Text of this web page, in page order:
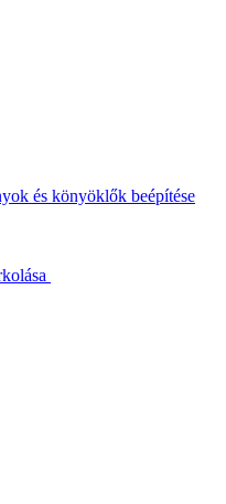
és könyöklők beépítése